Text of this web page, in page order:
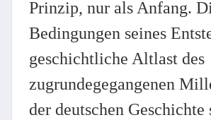
Prinzip, nur als Anfang.
Bedingungen seines
geschichtliche Altlast des
zugrundegegangenen
der deutschen Geschichte